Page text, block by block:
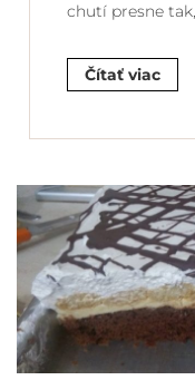
chutí presne tak,
Čítať viac